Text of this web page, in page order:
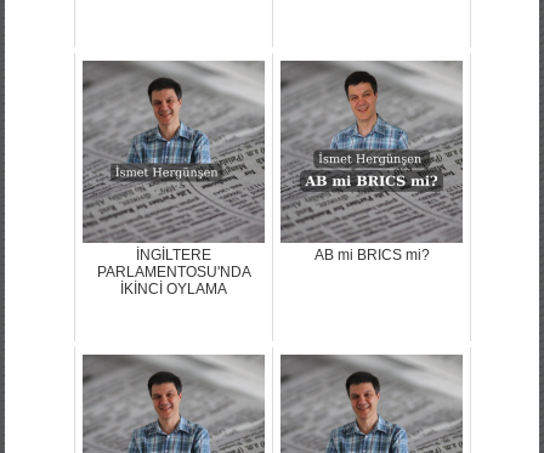
İNGİLTERE
PARLAMENTOSU'NDA
İKİNCİ OYLAMA
AB mi BRICS mi?